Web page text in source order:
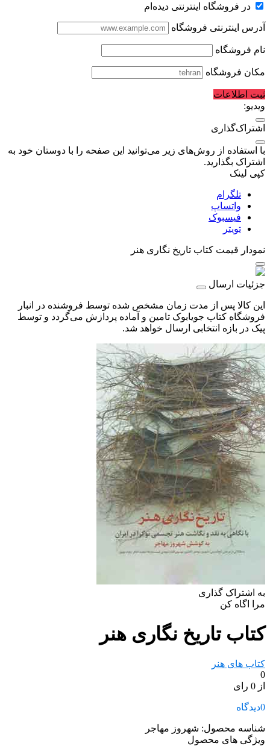
در فروشگاه اینترنتی دیده‌ام
آدرس اینترنتی فروشگاه
نام فروشگاه
مکان فروشگاه
ثبت اطلاعات
ویدیو:
اشتراک‌گذاری
با استفاده از روش‌های زیر می‌توانید این صفحه را با دوستان خود به
اشتراک بگذارید.
کپی لینک
تلگرام
واتساپ
فیسبوک
تویتر
نمودار قیمت کتاب تاریخ نگاری هنر
جزئیات ارسال
این کالا پس از مدت زمان مشخص شده توسط فروشنده در انبار
فروشگاه کتاب جویابوک تامین و آماده پردازش می‌گردد و توسط
پیک در بازه انتخابی ارسال خواهد شد.
به اشتراک گذاری
مرا اگاه کن
کتاب تاریخ نگاری هنر
کتاب های هنر
0
از 0 رای
0دیدگاه
شناسه محصول: شهروز مهاجر
ویژگی های محصول